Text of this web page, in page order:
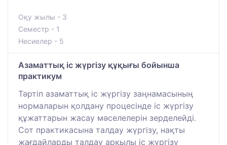
Оқу жылы - 3
Семестр - 1
Несиелер - 5
Азаматтық іс жүргізу құқығы бойынша
практикум
Тәртіп азаматтық іс жүргізу заңнамасының
нормаларын қолдану процесінде іс жүргізу
құжаттарын жасау мәселелерін зерделейді.
Сот практикасына талдау жүргізу, нақты
жағдайларды талдау арқылы іс жүргізу